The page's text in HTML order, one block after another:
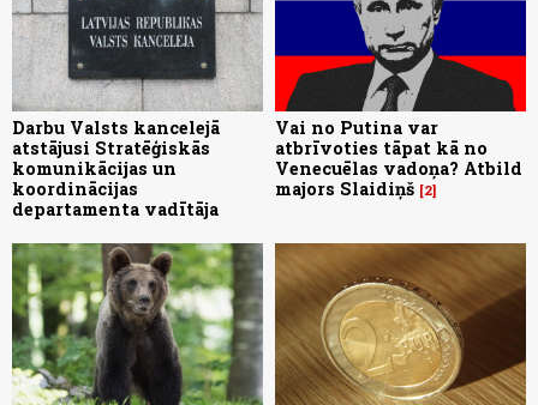
Darbu Valsts kancelejā
atstājusi Stratēģiskās
komunikācijas un
koordinācijas
departamenta vadītāja
Vai no Putina var
atbrīvoties tāpat kā no
Venecuēlas vadoņa? Atbild
majors Slaidiņš 2